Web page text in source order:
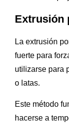
Extrusión
La extrusión
fuerte para
utilizarse para
o latas.
Este método
hacerse a